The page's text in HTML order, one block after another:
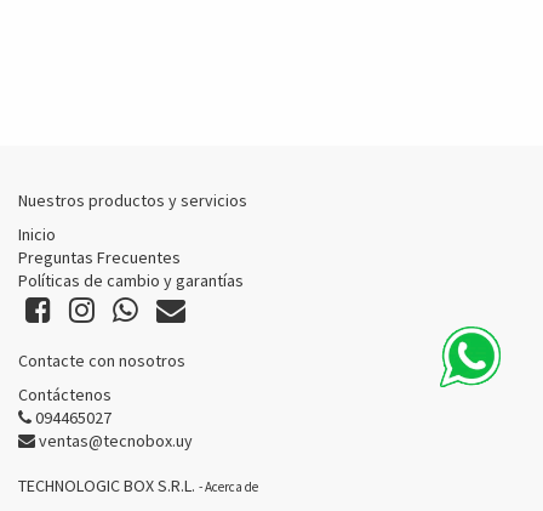
Nuestros productos y servicios
Inicio
Preguntas Frecuentes
Políticas de cambio y garantías
Contacte con nosotros
Contáctenos
094465027
ventas@tecnobox.uy
TECHNOLOGIC BOX S.R.L. -Acerca de